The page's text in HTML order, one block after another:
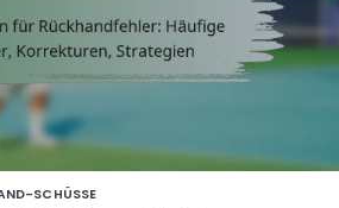
SCHÜSSE